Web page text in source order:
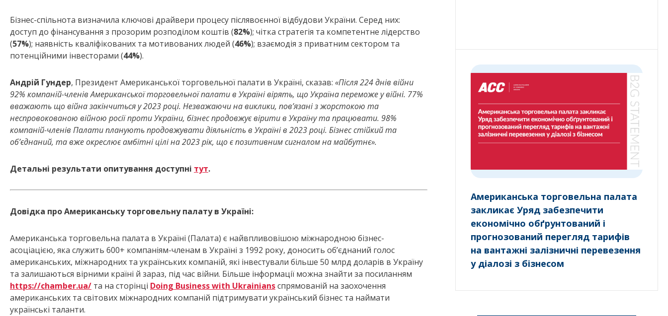
Бізнес-спільнота визначила ключові драйвери процесу післявоєнної відбудови України. Серед них:
доступ до фінансування з прозорим розподілом коштів (82%); чітка стратегія та компетентне лідерство
(57%); наявність кваліфікованих та мотивованих людей (46%); взаємодія з приватним сектором та
потенційними інвесторами (44%).
Андрій Гундер, Президент Американської торговельної палати в Україні, сказав: «Після 224 днів війни
92% компаній-членів Американської торговельної палати в Україні вірять, що Україна переможе у війні. 77%
вважають що війна закінчиться у 2023 році. Незважаючи на виклики, пов’язані з жорстокою та
неспровокованою війною росії проти України, бізнес продовжує вірити в Україну та працювати. 98%
компаній-членів Палати планують продовжувати діяльність в Україні в 2023 році. Бізнес стійкий та
об’єднаний, та вже окреслює амбітні цілі на 2023 рік, що є позитивним сигналом на майбутнє».
Детальні результати опитування доступні тут.
Довідка про Американську торговельну палату в Україні:
Американська торговельна палата в Україні (Палата) є найвпливовішою міжнародною бізнес-
асоціацією, яка служить 600+ компаніям-членам в Україні з 1992 року, доносить об’єднаний голос
американських, міжнародних та українських компаній, які інвестували більше 50 млрд доларів в Україну
та залишаються вірними країні й зараз, під час війни. Більше інформації можна знайти за посиланням
https://chamber.ua/ та на сторінці Doing Business with Ukrainiansспрямованій на заохочення
американських та світових міжнародних компаній підтримувати український бізнес та наймати
українські таланти.
Американська торговельна палата
закликає Уряд забезпечити
економічно обґрунтований і
прогнозований перегляд тарифів
на вантажні залізничні перевезення
у діалозі з бізнесом